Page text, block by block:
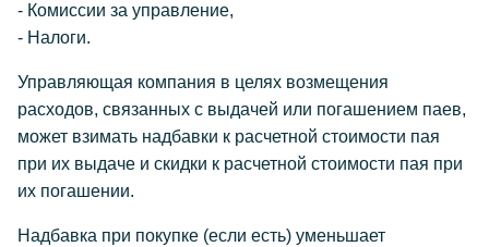
- Комиссии за управление,
- Налоги.
Управляющая компания в целях возмещения
расходов, связанных с выдачей или погашением паев,
может взимать надбавки к расчетной стоимости пая
при их выдаче и скидки к расчетной стоимости пая при
их погашении.
Надбавка при покупке (если есть) уменьшает